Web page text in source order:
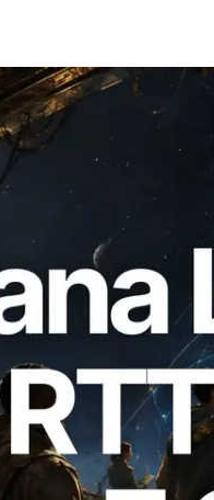
Slot API：新
測量 —
同步上線